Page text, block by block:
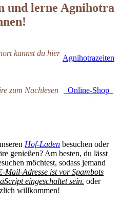
und lerne Agnihotra
kannst du hier
Agnihotrazeiten
zum Nachlesen
Online-Shop
Hof-Laden besuchen oder
genießen? Am besten, du lässt
möchtest, sodass jemand
Mail-Adresse ist vor Spambots
eingeschaltet sein. oder
willkommen!